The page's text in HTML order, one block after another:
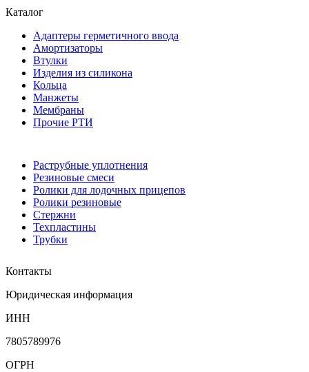
Каталог
Адаптеры герметичного ввода
Амортизаторы
Втулки
Изделия из силикона
Кольца
Манжеты
Мембраны
Прочие РТИ
Раструбные уплотнения
Резиновые смеси
Ролики для лодочных прицепов
Ролики резиновые
Стержни
Техпластины
Трубки
Контакты
Юридическая информация
ИНН
7805789976
ОГРН